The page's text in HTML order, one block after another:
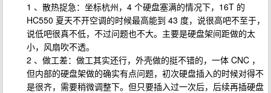
1 、散热捉急：坐标杭州，4 个硬盘塞满的情况下，16T 的
HC550 夏天不开空调的时候最高能到 43 度，说很高吧不至于，
说低吧很真不低，不过问题也不大。主要是硬盘架间距做的太
小，风扇吹不透。
2 、做工差：做工其实还行，外壳做的挺不错的，一体 CNC ，
但内部的硬盘架做的确实有点问题，初次硬盘插入的时候对得不
是很齐，需要稍微调整下。但只要插入过一次后，后续再插硬盘